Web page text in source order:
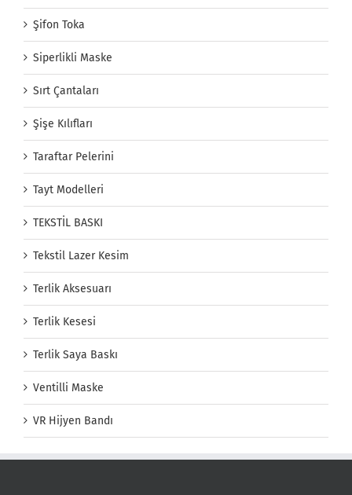
Şifon Toka
Siperlikli Maske
Sırt Çantaları
Şişe Kılıfları
Taraftar Pelerini
Tayt Modelleri
TEKSTİL BASKI
Tekstil Lazer Kesim
Terlik Aksesuarı
Terlik Kesesi
Terlik Saya Baskı
Ventilli Maske
VR Hijyen Bandı